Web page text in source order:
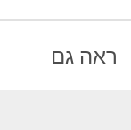
ראה גם